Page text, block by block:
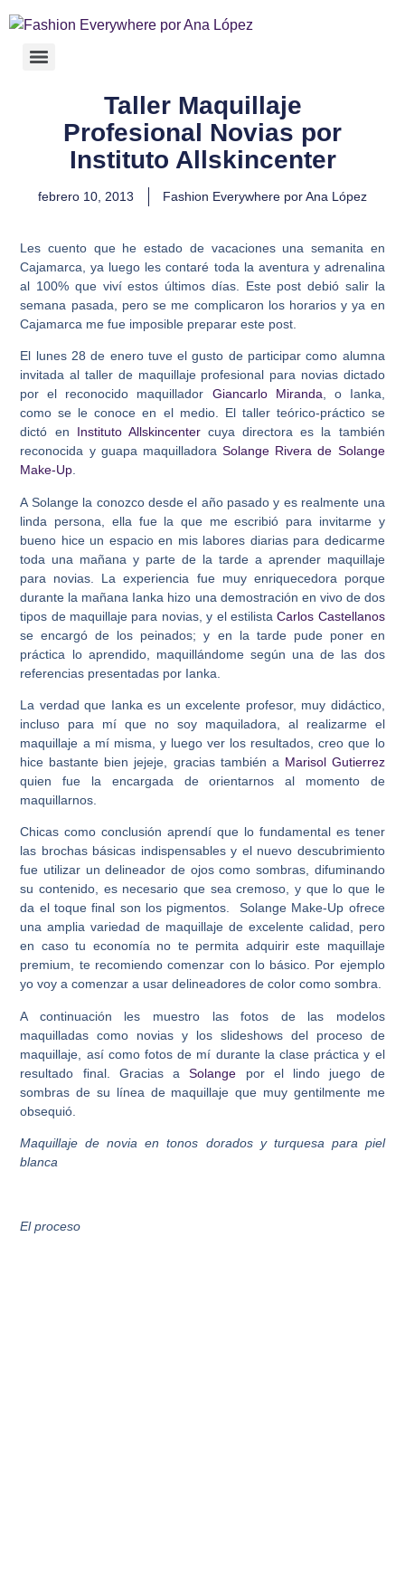
Taller Maquillaje
Profesional Novias por
Instituto Allskincenter
febrero 10, 2013 Fashion Everywhere por Ana López
Les cuento que he estado de vacaciones una semanita en
Cajamarca, ya luego les contaré toda la aventura y adrenalina
al 100% que viví estos últimos días. Este post debió salir la
semana pasada, pero se me complicaron los horarios y ya en
Cajamarca me fue imposible preparar este post.
El lunes 28 de enero tuve el gusto de participar como alumna
invitada al taller de maquillaje profesional para novias dictado
por el reconocido maquillador Giancarlo Miranda, o Ianka,
como se le conoce en el medio. El taller teórico-práctico se
dictó en Instituto Allskincentercuya directora es la también
reconocida y guapa maquilladoraSolange Rivera de Solange
Make-Up.
A Solange la conozco desde el año pasado y es realmente una
linda persona, ella fue la que me escribió para invitarme y
bueno hice un espacio en mis labores diarias para dedicarme
toda una mañana y parte de la tarde a aprender maquillaje
para novias. La experiencia fue muy enriquecedora porque
durante la mañana Ianka hizo una demostración en vivo de dos
tipos de maquillaje para novias, y el estilistaCarlos Castellanos
se encargó de los peinados; y en la tarde pude poner en
práctica lo aprendido, maquillándome según una de las dos
referencias presentadas por Ianka.
La verdad que Ianka es un excelente profesor, muy didáctico,
incluso para mí que no soy maquiladora, al realizarme el
maquillaje a mí misma, y luego ver los resultados, creo que lo
hice bastante bien jejeje, gracias también a Marisol Gutierrez
quien fue la encargada de orientarnos al momento de
maquillarnos.
Chicas como conclusión aprendí que lo fundamental es tener
las brochas básicas indispensables y el nuevo descubrimiento
fue utilizar un delineador de ojos como sombras, difuminando
su contenido, es necesario que sea cremoso, y que lo que le
da el toque final son los pigmentos. Solange Make-Up ofrece
una amplia variedad de maquillaje de excelente calidad, pero
en caso tu economía no te permita adquirir este maquillaje
premium, te recomiendo comenzar con lo básico. Por ejemplo
yo voy a comenzar a usar delineadores de color como sombra.
A continuación les muestro las fotos de las modelos
maquilladas como novias y los slideshows del proceso de
maquillaje, así como fotos de mí durante la clase práctica y el
resultado final. Gracias aSolange por el lindo juego de
sombras de su línea de maquillaje que muy gentilmente me
obsequió.
Maquillaje de novia en tonos dorados y turquesa para piel
blanca
El proceso